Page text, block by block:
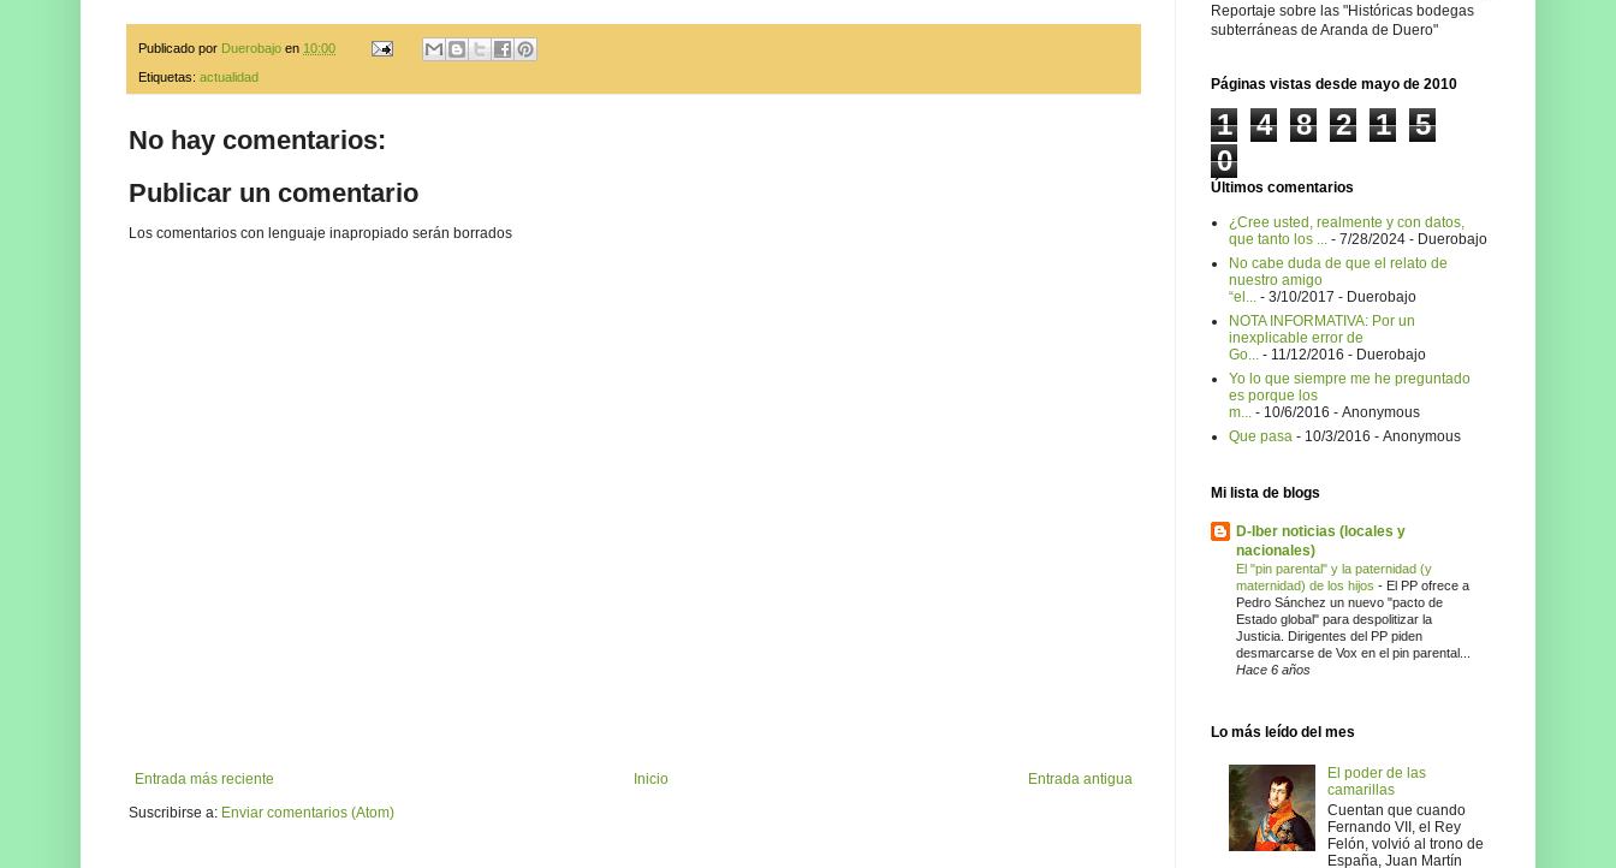
Publicado por Duerobajo en 10:00
Etiquetas: actualidad
No hay comentarios:
Publicar un comentario
Los comentarios con lenguaje inapropiado serán borrados
Entrada más reciente Entrada antigua
Inicio
Suscribirse a: Enviar comentarios (Atom)
Reportaje sobre las "Históricas bodegas
subterráneas de Aranda de Duero"
Páginas vistas desde mayo de 2010
1 4 8 2 1
5
0
Últimos comentarios
¿Cree usted, realmente y con datos,
que tanto los ...
- 7/28/2024 - Duerobajo
No cabe duda de que el relato de
nuestro amigo
“el...
- 3/10/2017 - Duerobajo
NOTA INFORMATIVA: Por un
inexplicable error de
Go...
- 11/12/2016 - Duerobajo
Yo lo que siempre me he preguntado
es porque los
m...
- 10/6/2016 - Anonymous
Que pasa - 10/3/2016 - Anonymous
Mi lista de blogs
D-Iber noticias (locales y
nacionales)
El "pin parental" y la paternidad (y
maternidad) de los hijos - El PP ofrece a
Pedro Sánchez un nuevo "pacto de
Estado global" para despolitizar la
Justicia. Dirigentes del PP piden
desmarcarse de Vox en el pin parental...
Hace 6 años
Lo más leído del mes
El poder de las
camarillas
Cuentan que cuando
Fernando VII, el Rey
Felón, volvió al trono de
España, Juan Martín